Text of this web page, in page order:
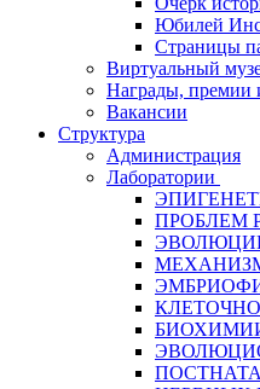
Юбилей
Страницы
Виртуальный
Награды, премии
Вакансии
Структура
Администрация
Лаборатории
ПРОБЛЕМ
ЭВОЛЮЦИИ
БИОХИМИИ